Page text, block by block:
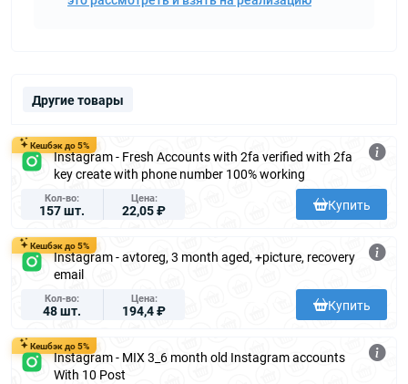
Другие товары
Кешбэк до 5%
Instagram - Fresh Accounts with 2fa verified with 2fa
key create with phone number 100% working
Кол-во
157 шт.
Цена
22,05 ₽ Купить
Кешбэк до 5%
Instagram - avtoreg, 3 month aged, +picture, recovery
email
Кол-во
48 шт.
Цена
194,4 ₽ Купить
Кешбэк до 5%
Instagram - MIX 3_6 month old Instagram accounts
With 10 Post